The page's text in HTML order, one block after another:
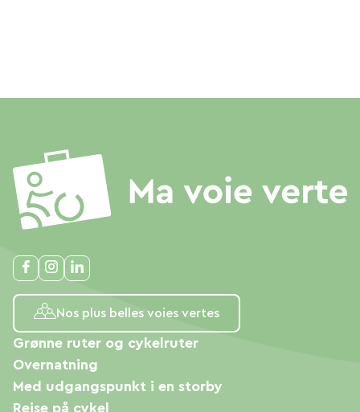
Nos plus belles voies vertes
Grønne ruter og cykelruter
Overnatning
Med udgangspunkt i en storby
Rejse på cykel